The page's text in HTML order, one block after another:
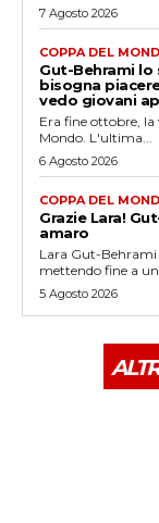
7 Agosto 2026
COPPA DEL
Gut-Behrami
bisogna
vedo giovani
Era fine ottobre,
Mondo. L'ultima...
6 Agosto 2026
COPPA DEL
Grazie Lara!
amaro
Lara Gut-
mettendo fine a
5 Agosto 2026